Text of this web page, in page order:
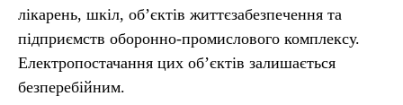
лікарень, шкіл, об’єктів життєзабезпечення та
підприємств оборонно-промислового комплексу.
Електропостачання цих об’єктів залишається
безперебійним.